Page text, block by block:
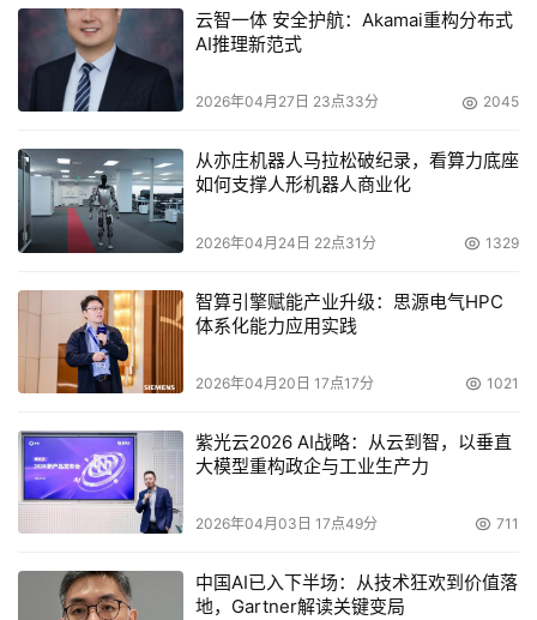
云智一体 安全护航：Akamai重构分布式
AI推理新范式
2026年04月27日 23点33分 2045
从亦庄机器人马拉松破纪录，看算力底座
如何支撑人形机器人商业化
2026年04月24日 22点31分 1329
智算引擎赋能产业升级：思源电气HPC
体系化能力应用实践
2026年04月20日 17点17分 1021
紫光云2026 AI战略：从云到智，以垂直
大模型重构政企与工业生产力
2026年04月03日 17点49分 711
中国AI已入下半场：从技术狂欢到价值落
地，Gartner解读关键变局